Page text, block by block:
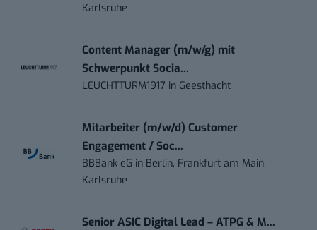
Karlsruhe
Content Manager (m/w/g) mit
Schwerpunkt Socia...
LEUCHTTURM1917 in Geesthacht
Mitarbeiter (m/w/d) Customer
Engagement / Soc...
BBBank eG in Berlin, Frankfurt am Main,
Karlsruhe
Senior ASIC Digital Lead – ATPG & M...